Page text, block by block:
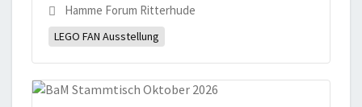
Hamme Forum Ritterhude
LEGO FAN Ausstellung